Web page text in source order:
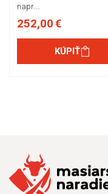
napr.…
252,00 €
KÚPIŤ